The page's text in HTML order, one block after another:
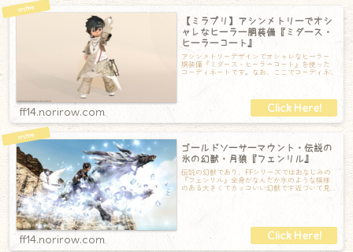
【ミラプリ】アシンメトリーでオシ
ャレなヒーラー胴装備『ミダース・
ヒーラーコート』
アシンメトリーデザインでオシャレなヒーラー
胴装備『ミダース・ヒーラーコート』を使った
コーディネートです。なお、ここでコーディネ
ff14.norirow.com
ゴールドソーサーマウント・伝説の
氷の幻獣・月狼『フェンリル』
伝説の幻獣であり、FFシリーズではおなじみの
『フェンリル』全身がなんだか氷のような模様
のある大きくてカッコいい幻獣です近づいて見
ff14.norirow.com